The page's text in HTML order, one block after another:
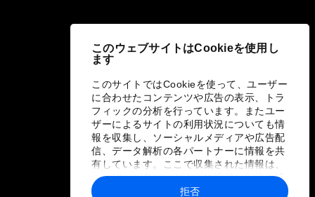
このウェブサイトはCookieを使用し
ます
このサイトではCookieを使って、ユーザー
に合わせたコンテンツや広告の表示、トラ
フィックの分析を行っています。またユー
ザーによるサイトの利用状況についても情
報を収集し、ソーシャルメディアや広告配
信、データ解析の各パートナーに情報を共
有しています。ここで収集された情報は、
ユーザーが各パートナーに提供した他の情
報や各パートナーのサービスを使用した際
拒否